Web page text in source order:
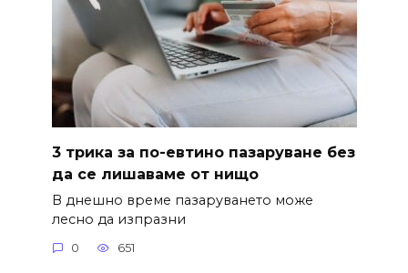
3 трика за по-евтино пазаруване без
да се лишаваме от нищо
В днешно време пазаруването може
лесно да изпразни
0 651